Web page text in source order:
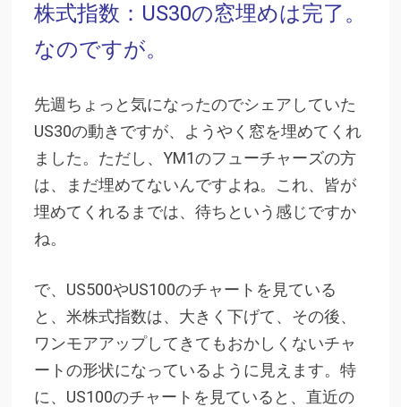
株式指数：US30の窓埋めは完了。
なのですが。
先週ちょっと気になったのでシェアしていた
US30の動きですが、ようやく窓を埋めてくれ
ました。ただし、YM1のフューチャーズの方
は、まだ埋めてないんですよね。これ、皆が
埋めてくれるまでは、待ちという感じですか
ね。
で、US500やUS100のチャートを見ている
と、米株式指数は、大きく下げて、その後、
ワンモアアップしてきてもおかしくないチャ
ートの形状になっているように見えます。特
に、US100のチャートを見ていると、直近の